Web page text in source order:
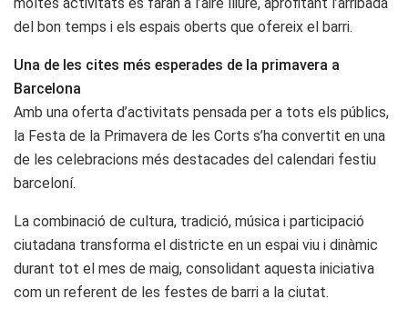
del bon temps i els espais oberts que ofereix el barri.
Una de les cites més esperades de la primavera a
Barcelona
Amb una oferta d’activitats pensada per a tots els públics,
la Festa de la Primavera de les Corts s’ha convertit en una
de les celebracions més destacades del calendari festiu
barceloní.
La combinació de cultura, tradició, música i participació
ciutadana transforma el districte en un espai viu i dinàmic
durant tot el mes de maig, consolidant aquesta iniciativa
com un referent de les festes de barri a la ciutat.